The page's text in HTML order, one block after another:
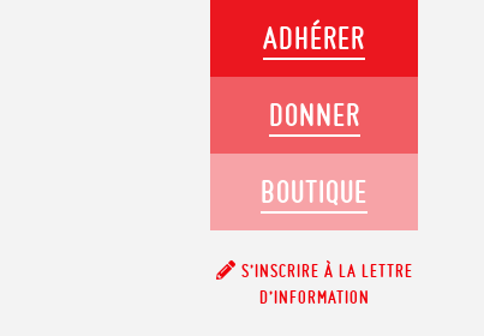
ADHÉRER
DONNER
BOUTIQUE
S’INSCRIRE À LA LETTRE
D’INFORMATION